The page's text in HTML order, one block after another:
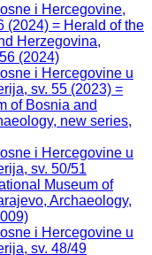
i Hercegovine,
(2024) = Herald of the
Herzegovina,
(2024)
i Hercegovine u
sv. 55 (2023) =
of Bosnia and
new series,
i Hercegovine u
sv. 50/51
Museum of
Archaeology,
i Hercegovine u
sv. 48/49